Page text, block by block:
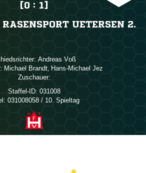
[0 : 1]
RASENSPORT UETERSEN 2.
 
 ,  
Zuschauer:
Staffel-ID: 031008
031008058 / 10. Spieltag